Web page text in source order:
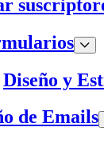
Diseño y
de Emails